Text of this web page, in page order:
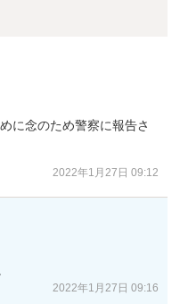
に念のため警察に報告さ
2022年1月27日 09:12
2022年1月27日 09:16